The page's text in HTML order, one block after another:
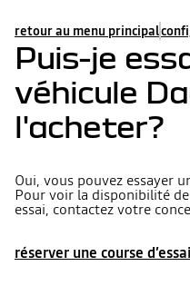
retour au menu principal
Puis-je
véhicule
l'acheter?
Oui, vous pouvez essayer
Pour voir la disponibilité
essai, contactez votre
réserver une course d’essai